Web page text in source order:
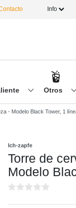
Info
Otros
- Modelo Black Tower, 1
Ich-zapfe
Torre de
Modelo